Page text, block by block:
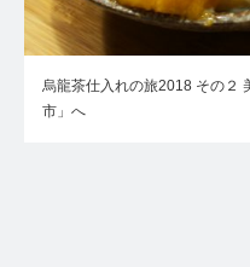
烏龍茶仕入れの旅2018 その２
市」へ